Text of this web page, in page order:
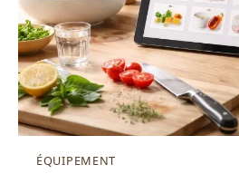
ÉQUIPEMENT